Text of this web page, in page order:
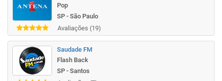
Pop
SP - São Paulo
Avaliações (19)
Saudade FM
Flash Back
SP - Santos